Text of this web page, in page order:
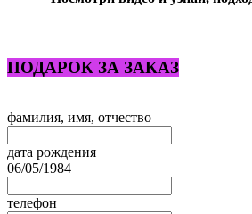
ПОДАРОК ЗА ЗАКАЗ
Leave
field
blank
фамилия, имя, отчество
дата рождения
06/05/1984
телефон